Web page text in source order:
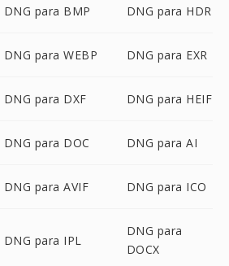
DNG para BMP DNG para HDR
DNG para WEBP DNG para EXR
DNG para DXF DNG para HEIF
DNG para DOC DNG para AI
DNG para AVIF DNG para ICO
DNG para IPL
DNG para
DOCX